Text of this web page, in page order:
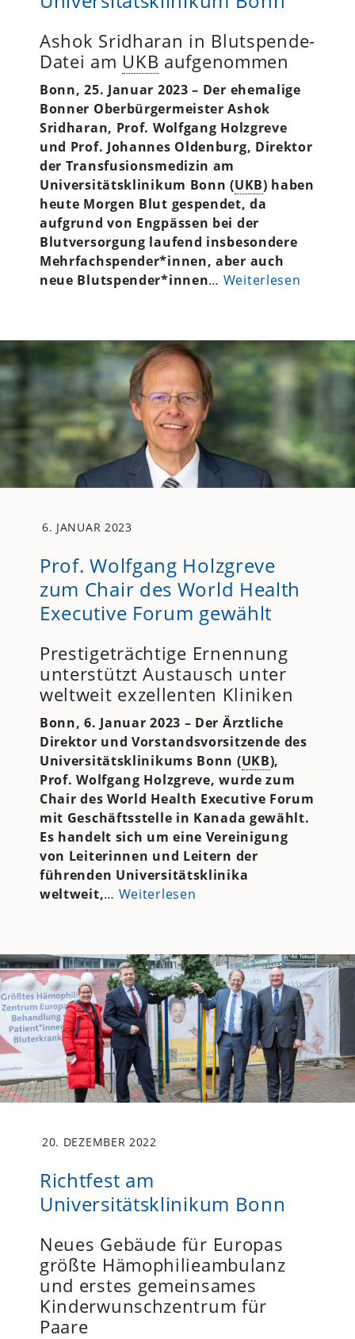
Ashok Sridharan in Blutspende-
Datei am UKB aufgenommen
Bonn, 25. Januar 2023 – Der ehemalige
Bonner Oberbürgermeister Ashok
Sridharan, Prof. Wolfgang Holzgreve
und Prof. Johannes Oldenburg, Direktor
der Transfusionsmedizin am
Universitätsklinikum Bonn (UKB) haben
heute Morgen Blut gespendet, da
aufgrund von Engpässen bei der
Blutversorgung laufend insbesondere
Mehrfachspender*innen, aber auch
neue Blutspender*innen… Weiterlesen
6. JANUAR 2023
Prof. Wolfgang Holzgreve
zum Chair des World Health
Executive Forum gewählt
Prestigeträchtige Ernennung
unterstützt Austausch unter
weltweit exzellenten Kliniken
Bonn, 6. Januar 2023 – Der Ärztliche
Direktor und Vorstandsvorsitzende des
Universitätsklinikums Bonn (UKB),
Prof. Wolfgang Holzgreve, wurde zum
Chair des World Health Executive Forum
mit Geschäftsstelle in Kanada gewählt.
Es handelt sich um eine Vereinigung
von Leiterinnen und Leitern der
führenden Universitätsklinika
weltweit,… Weiterlesen
20. DEZEMBER 2022
Richtfest am
Universitätsklinikum Bonn
Neues Gebäude für Europas
größte Hämophilieambulanz
und erstes gemeinsames
Kinderwunschzentrum für
Paare